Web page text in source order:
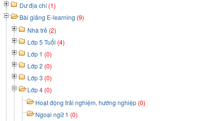
Dư địa chí(1)
Bài giảng E-learning (9)
Nhà trẻ (2)
Lớp 5 Tuổi (4)
Lớp 1 (0)
Lớp 2 (0)
Lớp 3 (0)
Lớp 4 (0)
Hoạt động trải nghiệm, hướng nghiệp (0)
Ngoại ngữ 1 (0)